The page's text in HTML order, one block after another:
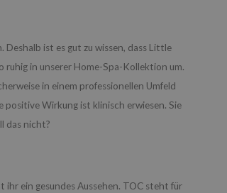
ist es gut zu wissen, dass Little
in unserer Home-Spa-Kollektion um.
in einem professionellen Umfeld
Wirkung ist klinisch erwiesen. Sie
das nicht?
ein gesundes Aussehen. TOC steht für